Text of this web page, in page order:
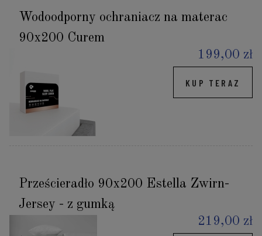
Wodoodporny ochraniacz na materac
90x200 Curem
199,00 zł
KUP TERAZ
Prześcieradło 90x200 Estella Zwirn-
Jersey - z gumką
219,00 zł